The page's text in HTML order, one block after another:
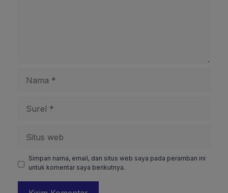
web
Simpan nama, email, dan situs web saya pada peramban ini
untuk komentar saya berikutnya.